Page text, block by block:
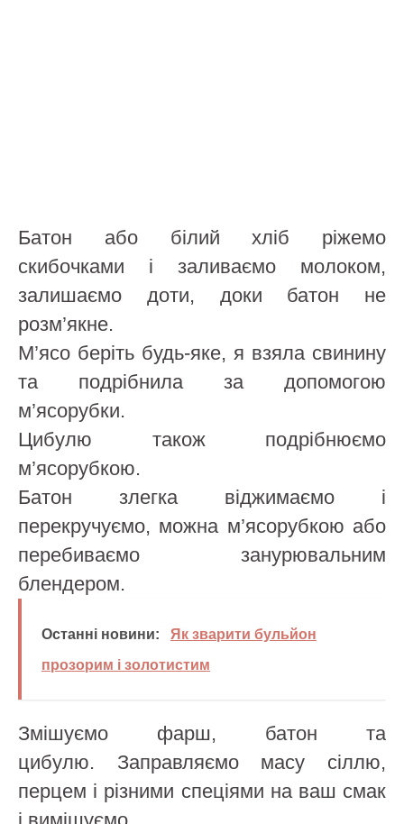
Батон або білий хліб ріжемо
скибочками і заливаємо молоком,
залишаємо доти, доки батон не
розм’якне.
М’ясо беріть будь-яке, я взяла свинину
та подрібнила за допомогою
м’ясорубки.
Цибулю також подрібнюємо
м’ясорубкою.
Батон злегка віджимаємо і
перекручуємо, можна м’ясорубкою або
перебиваємо занурювальним
блендером.
Останні новини:
Як зварити бульйон
прозорим і золотистим
Змішуємо фарш, батон та
цибулю. Заправляємо масу сіллю,
перцем і різними спеціями на ваш смак